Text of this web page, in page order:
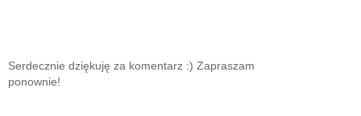
Serdecznie dziękuję za komentarz :) Zapraszam
ponownie!